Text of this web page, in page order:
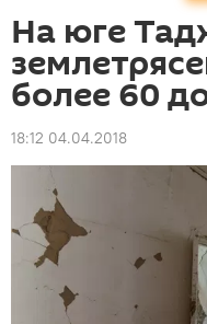
На юге
более 60
18:12 04.04.2018